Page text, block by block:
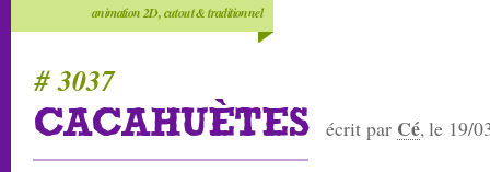
animation 2D, cutout & traditionnel
# 3037
CACAHUÈTES écrit par Cé, le 19/